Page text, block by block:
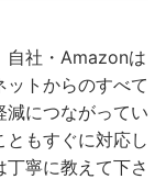
自社・Amazonは
トからのすべて
減につながってい
ともすぐに対応し
寧に教えて下さ